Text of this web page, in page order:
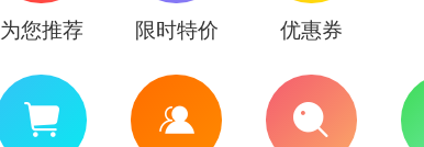
为您推荐 限时特价 优惠券